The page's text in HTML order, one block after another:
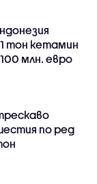
тон кетамин
млн. евро
по ред